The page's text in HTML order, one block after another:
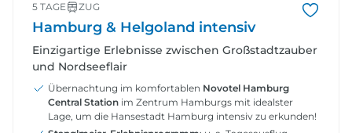
5 TAGE ZUG
Hamburg & Helgoland intensiv
Einzigartige Erlebnisse zwischen Großstadtzauber
und Nordseeflair
Übernachtung im komfortablen Novotel Hamburg
Central Station im Zentrum Hamburgs mit idealster
Lage, um die Hansestadt Hamburg intensiv zu erkunden!